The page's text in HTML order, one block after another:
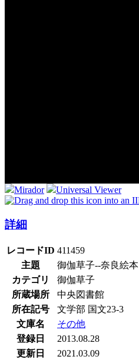
Mirador
Universal Viewer
詳細
レコードID 411459
主題
御伽草子--奈良絵本
カテゴリ
御伽草子
所蔵場所
中央図書館
所在記号
文学部 国文23-3
文庫名
その他
登録日
2013.08.28
更新日
2021.03.09